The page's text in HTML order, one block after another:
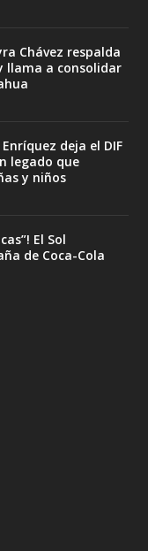
Chávez respalda
llama a consolidar
deja el DIF
legado que
y niños
El Sol
de Coca-Cola